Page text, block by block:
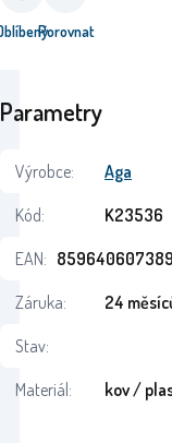
Porovnat
Parametry
Výrobce:
Aga
Kód:
K23536
EAN:
Záruka:
24
Stav:
Materiál:
kov /